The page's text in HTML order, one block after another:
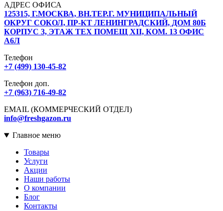
АДРЕС ОФИСА
125315, Г.МОСКВА, ВН.ТЕР.Г. МУНИЦИПАЛЬНЫЙ
ОКРУГ СОКОЛ, ПР-КТ ЛЕНИНГРАДСКИЙ, ДОМ 80Б
КОРПУС 3, ЭТАЖ ТЕХ ПОМЕЩ XII, КОМ. 13 ОФИС
А6Л
Телефон
+7 (499) 130-45-82
Телефон доп.
+7 (963) 716-49-82
EMAIL (КОММЕРЧЕСКИЙ ОТДЕЛ)
info@freshgazon.ru
Главное меню
Товары
Услуги
Акции
Наши работы
О компании
Блог
Контакты